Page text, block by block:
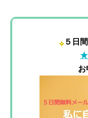
５日
★
お